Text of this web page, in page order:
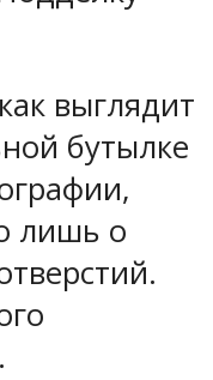
выглядит
бутылке
лишь о